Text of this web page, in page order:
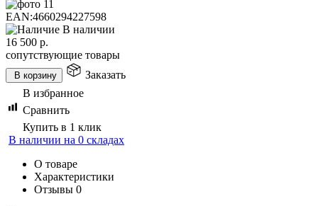
EAN:4660294227598
В наличии
16 500 р.
сопутствующие товары
В корзину
Заказать
В избранное
Сравнить
Купить в 1 клик
В наличии на 0 складах
О товаре
Характеристики
Отзывы 0